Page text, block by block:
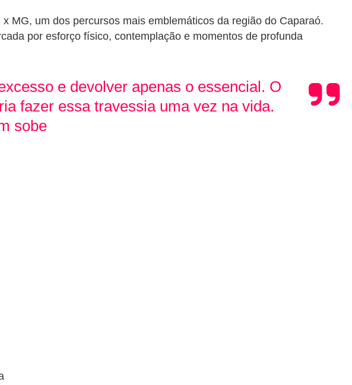
MG, um dos percursos mais emblemáticos da região do Caparaó.
por esforço físico, contemplação e momentos de profunda
e devolver apenas o essencial. O
fazer essa travessia uma vez na vida.
sobe